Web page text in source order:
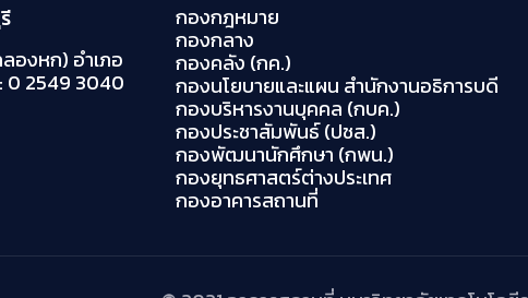
องหก) อำเภอ
0 2549 3040
กองกฎหมาย
กองกลาง
กองคลัง (กค.)
กองนโยบายและแผน สำนักงานอธิการบดี
กองบริหารงานบุคคล (กบค.)
กองประชาสัมพันธ์ (ปชส.)
กองพัฒนานักศึกษา (กพน.)
กองยุทธศาสตร์ต่างประเทศ
กองอาคารสถานที่